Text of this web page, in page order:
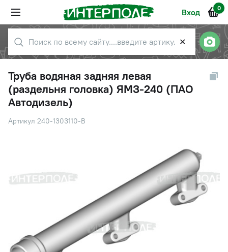
Вход 0
✕
Труба водяная задняя левая
(раздельня головка) ЯМЗ-240 (ПАО
Автодизель)
Артикул 240-1303110-В